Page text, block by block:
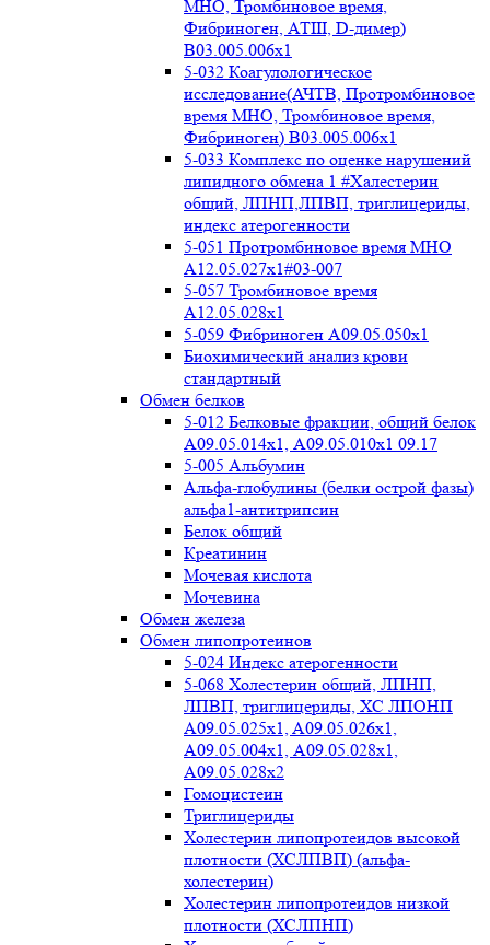
МНО, Тромбиновое время,
Фибриноген, АТIII, D-димер)
B03.005.006x1
5-032 Коагулологическое
исследование(АЧТВ, Протромбиновое
время МНО, Тромбиновое время,
Фибриноген) B03.005.006x1
5-033 Комплекс по оценке нарушений
липидного обмена 1 #Халестерин
общий, ЛПНП,ЛПВП, триглицериды,
индекс атерогенности
5-051 Протромбиновое время МНО
А12.05.027x1#03-007
5-057 Тромбиновое время
А12.05.028x1
5-059 Фибриноген А09.05.050x1
Биохимический анализ крови
стандартный
Обмен белков
5-012 Белковые фракции, общий белок
А09.05.014х1, А09.05.010х1 09.17
5-005 Альбумин
Альфа-глобулины (белки острой фазы)
альфа1-антитрипсин
Белок общий
Креатинин
Мочевая кислота
Мочевина
Обмен железа
Обмен липопротеинов
5-024 Индекс атерогенности
5-068 Холестерин общий, ЛПНП,
ЛПВП, триглицериды, ХС ЛПОНП
А09.05.025x1, A09.05.026х1,
А09.05.004х1, А09.05.028х1,
А09.05.028х2
Гомоцистеин
Триглицериды
Холестерин липопротеидов высокой
плотности (ХСЛПВП) (альфа-
холестерин)
Холестерин липопротеидов низкой
плотности (ХСЛПНП)